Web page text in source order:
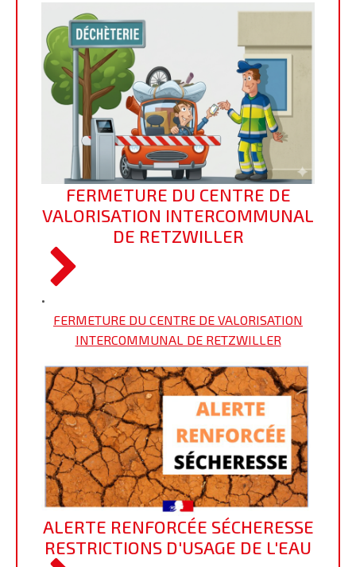
FERMETURE DU CENTRE DE
VALORISATION INTERCOMMUNAL
DE RETZWILLER
•
FERMETURE DU CENTRE DE VALORISATION
INTERCOMMUNAL DE RETZWILLER
ALERTE RENFORCÉE SÉCHERESSE
RESTRICTIONS D'USAGE DE L'EAU